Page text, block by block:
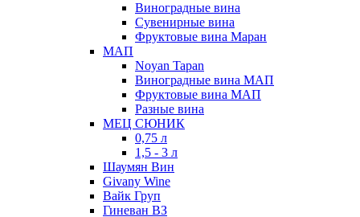
Виноградные вина
Сувенирные вина
Фруктовые вина Маран
МАП
Noyan Tapan
Виноградные вина МАП
Фруктовые вина МАП
Разные вина
МЕЦ СЮНИК
0,75 л
1,5 - 3 л
Шаумян Вин
Givany Wine
Вайк Груп
Гиневан ВЗ